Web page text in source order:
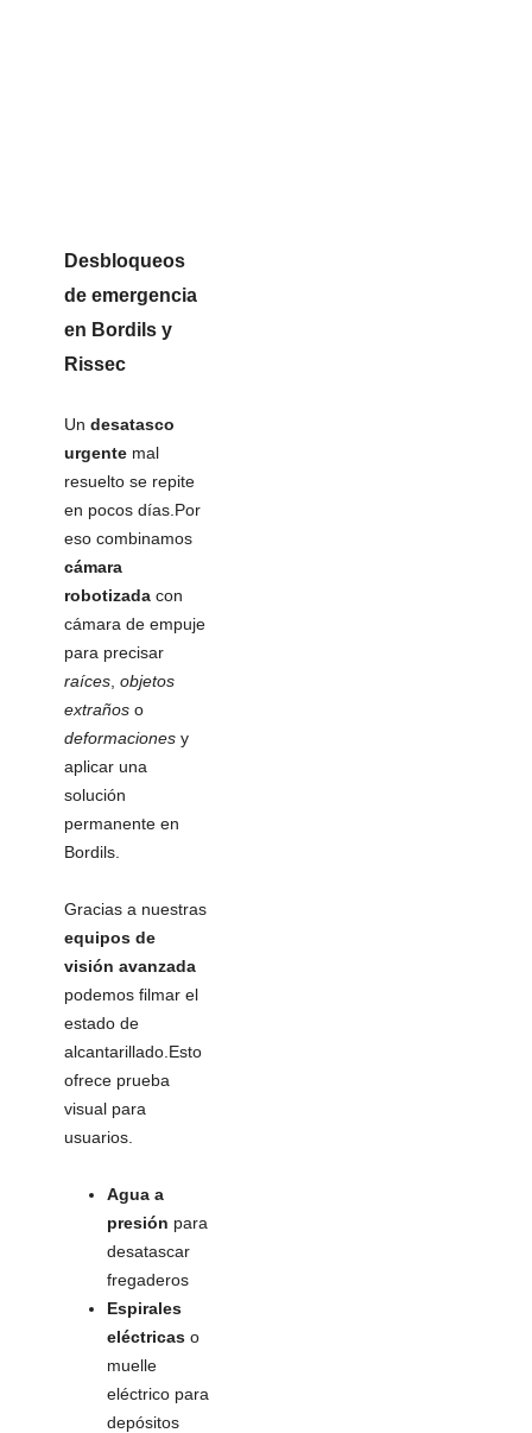
Desbloqueos
de emergencia
en Bordils y
Rissec
Un desatasco
urgente mal
resuelto se repite
en pocos días.Por
eso combinamos
cámara
robotizada con
cámara de empuje
para precisar
raíces objetos
extraños o
deformaciones y
aplicar una
solución
permanente en
Bordils.
Gracias a nuestras
equipos de
visión avanzada
podemos filmar el
estado de
alcantarillado.Esto
ofrece prueba
visual para
usuarios.
Agua a
presión para
desatascar
fregaderos
Espirales
eléctricas o
muelle
eléctrico para
depósitos